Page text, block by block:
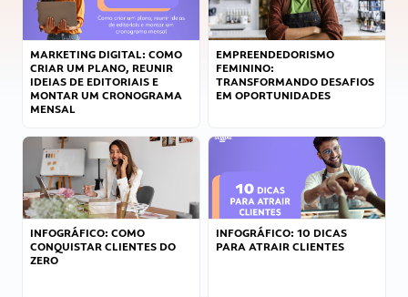
MARKETING DIGITAL: COMO
CRIAR UM PLANO, REUNIR
IDEIAS DE EDITORIAIS E
MONTAR UM CRONOGRAMA
MENSAL
EMPREENDEDORISMO
FEMININO:
TRANSFORMANDO DESAFIOS
EM OPORTUNIDADES
INFOGRÁFICO: COMO
CONQUISTAR CLIENTES DO
ZERO
INFOGRÁFICO: 10 DICAS
PARA ATRAIR CLIENTES